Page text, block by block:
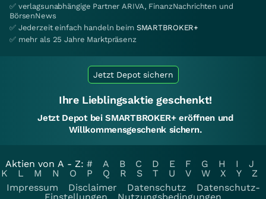
✅ verlagsunabhängige Partner ARIVA, FinanzNachrichten und
BörsenNews
✅ Jederzeit einfach handeln beim SMARTBROKER+
✅ mehr als 25 Jahre Marktpräsenz
Jetzt Depot sichern
Ihre Lieblingsaktie geschenkt!
Jetzt Depot bei SMARTBROKER+ eröffnen und
Willkommensgeschenk sichern.
Aktien von A - Z: # A B C D E F G H I
J
K
L M N O P Q R S T U V W X Y
Z
Impressum
Disclaimer Datenschutz
Datenschutz-